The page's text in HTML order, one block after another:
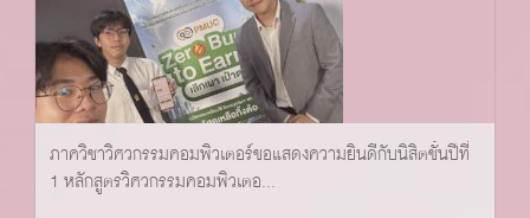
ภาควิชาวิศวกรรมคอมพิวเตอร์ขอแสดงความยินดีกับนิสิตชั้นปีที่
1 หลักสูตรวิศวกรรมคอมพิวเตอ...